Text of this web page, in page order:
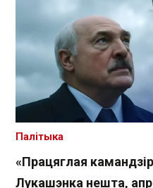
«Працяглая
Лукашэнка нешта,
Палітыка